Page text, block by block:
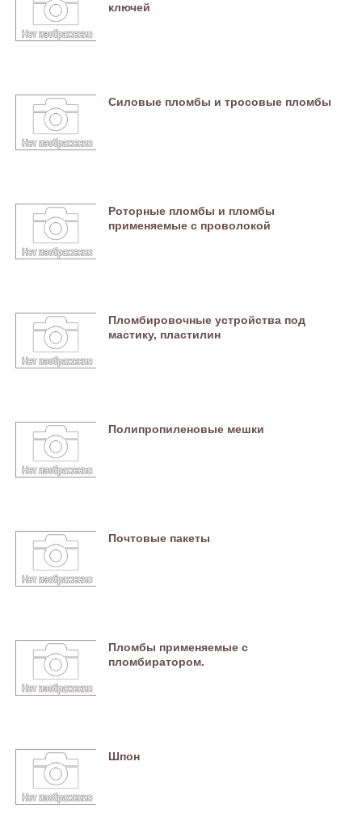
ключей
Силовые пломбы и тросовые пломбы
Роторные пломбы и пломбы
применяемые с проволокой
Пломбировочные устройства под
мастику, пластилин
Полипропиленовые мешки
Почтовые пакеты
Пломбы применяемые с
пломбиратором.
Шпон